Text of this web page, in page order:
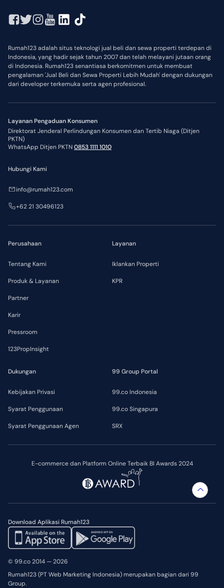
Rumah123 adalah situs teknologi jual beli dan sewa properti terdepan di
Indonesia, yang hadir sejak tahun 2007 dan telah melayani jutaan orang
di Indonesia. Rumah123 senantiasa berkomitmen untuk membuat
pengalaman 'Jual Beli dan Sewa Properti Lebih Mudah' dengan dukungan
dari developer terkemuka serta agen profesional.
Layanan Pengaduan Konsumen
Direktorat Jenderal Perlindungan Konsumen dan Tertib Niaga (Ditjen
PKTN)
WhatsApp Ditjen PKTN0853 1111 1010
E-commerce dan Platform Online Terbaik BI Awards 2024
Download Aplikasi Rumah123
Perusahaan
Tentang Kami
Produk & Layanan
Partner
Karir
Pressroom
123PropInsight
Layanan
Iklankan Properti
KPR
Dukungan
Kebijakan Privasi
Syarat Penggunaan
Syarat Penggunaan Agen
99 Group Portal
99.co Indonesia
99.co Singapura
SRX
Hubungi Kami
info@rumah123.com
+62 21 30496123
© 99.co 2014 — 2026
Rumah123 (PT Web Marketing Indonesia) merupakan bagian dari 99
Group.